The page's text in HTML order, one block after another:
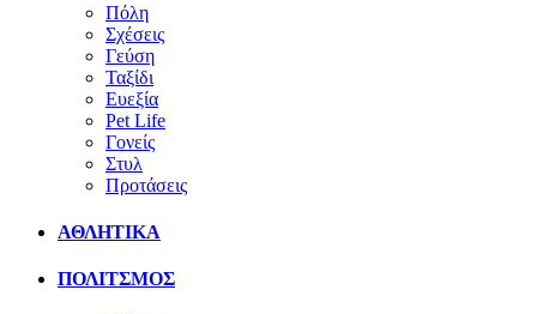
Πόλη
Σχέσεις
Γεύση
Ταξίδι
Ευεξία
Pet Life
Γονείς
Στυλ
Προτάσεις
ΑΘΛΗΤΙΚΑ
ΠΟΛΙΤΣΜΟΣ